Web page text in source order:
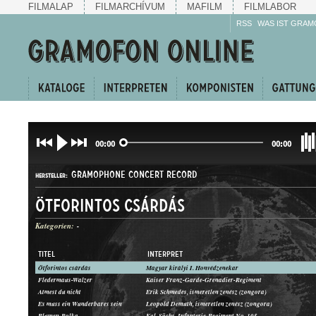
FILMALAP FILMARCHÍVUM MAFILM FILMLABOR
RSS WAS IST
00:00 00:00
HERSTELLER: GRAMOPHONE CONCERT RECORD
PLATTENAUFNAHME: G. C.-70002
Ötforintos csárdás
Kategorien: -
TITEL INTERPRET
Ötforintos csárdás
Magyar királyi I. Honvédzenekar
Fledermaus-Walzer
Kaiser Franz-Garde-Grenadier-Regiment
Atmest du nicht
Erik Schmedes, ismeretlen zenész (zongora)
Es muss ein Wunderbares sein
Leopold Demuth, ismeretlen zenész (zongora)